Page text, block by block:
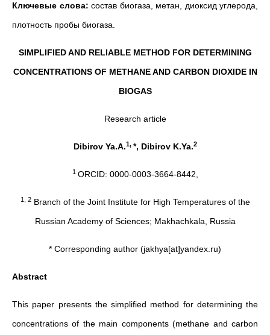
Ключевые слова: состав биогаза, метан, диоксид углерода,
плотность пробы биогаза.
SIMPLIFIED AND RELIABLE METHOD FOR DETERMINING
CONCENTRATIONS OF METHANE AND CARBON DIOXIDE IN
BIOGAS
Research article
Dibirov Ya.A.1, *, Dibirov K.Ya.2
1 ORCID: 0000-0003-3664-8442,
1, 2Branch of the Joint Institute for High Temperatures of the
Russian Academy of Sciences; Makhachkala, Russia
* Corresponding author (jakhya[at]yandex.ru)
Abstract
This paper presents the simplified method for determining the
concentrations of the main components (methane and carbon